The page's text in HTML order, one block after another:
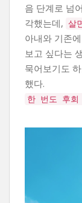
음 단계로 넘
각했는데, 살
아내와 기존
보고 싶다는
묵어보기도
했다.
한 번도 후